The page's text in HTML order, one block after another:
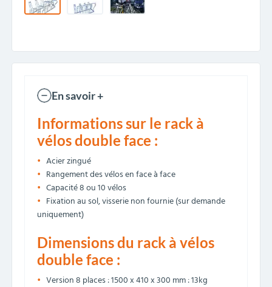
En savoir +
Informations sur le rack à
vélos double face :
Acier zingué
Rangement des vélos en face à face
Capacité 8 ou 10 vélos
Fixation au sol, visserie non fournie (sur demande
uniquement)
Dimensions du rack à vélos
double face :
Version 8 places : 1500 x 410 x 300 mm : 13kg